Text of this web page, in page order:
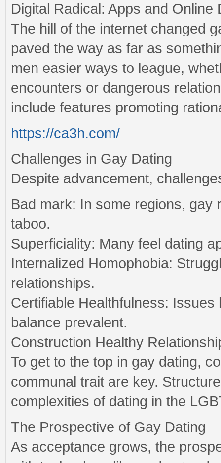
Digital Radical: Apps and Online
The hill of the internet changed
paved the way as far as
men easier ways to league,
encounters or dangerous
include features promoting
https://ca3h.com/
Challenges in Gay Dating
Despite advancement,
Bad mark: In some regions, gay
taboo.
Superficiality: Many feel dating
Internalized Homophobia:
relationships.
Certifiable Healthfulness:
balance prevalent.
Construction Healthy
To get to the top in gay dating,
communal trait are key.
complexities of dating in the
The Prospective of Gay Dating
As acceptance grows, the